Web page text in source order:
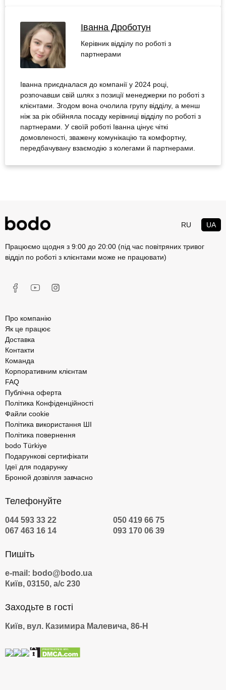
Іванна Дроботун
Керівник відділу по роботі з
партнерами
Іванна приєдналася до компанії у 2024 році,
розпочавши свій шлях з позиції менеджерки по роботі з
клієнтами. Згодом вона очолила групу відділу, а менш
ніж за рік обійняла посаду керівниці відділу по роботі з
партнерами. У своїй роботі Іванна цінує чіткі
домовленості, зважену комунікацію та комфортну,
передбачувану взаємодію з колегами й партнерами.
RU UA
Працюємо щодня з 9:00 до 20:00 (під час повітряних тривог
відділ по роботі з клієнтами може не працювати)
Про компанію
Як це працює
Доставка
Контакти
Команда
Корпоративним клієнтам
FAQ
Публічна оферта
Політика Конфіденційності
Файли cookie
Політика використання ШІ
Політика повернення
bodo Türkiye
Подарункові сертифікати
Ідеї для подарунку
Бронюй дозвілля завчасно
Телефонуйте
044 593 33 22
050 419 66 75
067 463 16 14
093 170 06 39
Пишіть
e-mail: bodo@bodo.ua
Київ, 03150, а/с 230
Заходьте в гості
Київ, вул. Казимира Малевича, 86-Н